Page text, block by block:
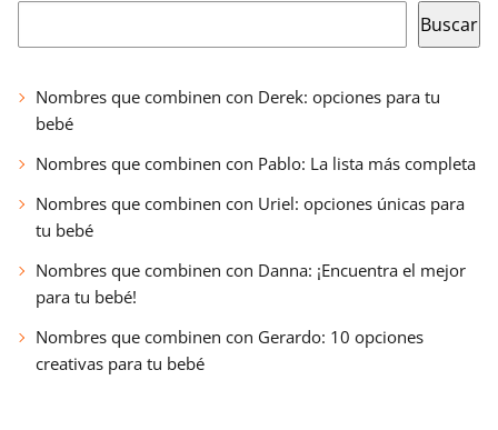
Buscar
Nombres que combinen con Derek: opciones para tu
bebé
Nombres que combinen con Pablo: La lista más completa
Nombres que combinen con Uriel: opciones únicas para
tu bebé
Nombres que combinen con Danna: ¡Encuentra el mejor
para tu bebé!
Nombres que combinen con Gerardo: 10 opciones
creativas para tu bebé